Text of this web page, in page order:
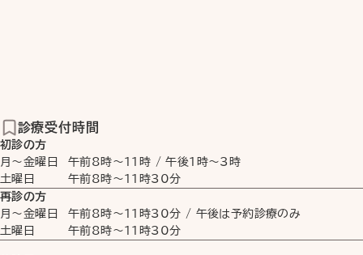
診療受付時間
初診の方
月〜金曜日
午前8時〜11時 /午後1時〜3時
土曜日
午前8時〜11時30分
再診の方
月〜金曜日
午前8時〜11時30分 / 午後は予約診療のみ
土曜日
午前8時〜11時30分